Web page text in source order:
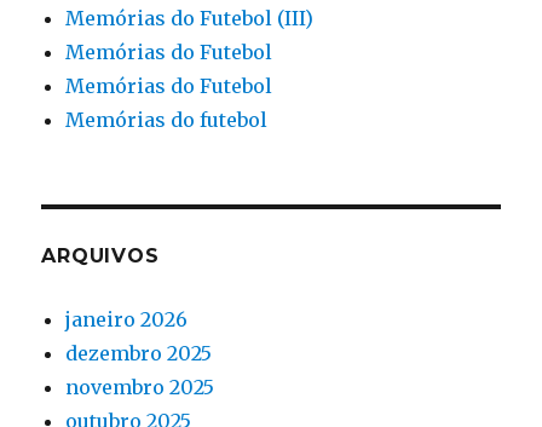
Memórias do Futebol (III)
Memórias do Futebol
Memórias do Futebol
Memórias do futebol
ARQUIVOS
janeiro 2026
dezembro 2025
novembro 2025
outubro 2025